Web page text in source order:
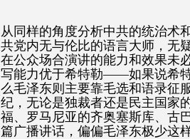
从同样的角度分析中共的统治术
共党内无与伦比的语言大师，无
在公众场合演讲的能力和效果未
写能力优于希特勒——如果说希
么毛泽东则主要靠毛选和语录征
纪，无论是独裁者还是民主国家
福、罗马尼亚的齐奥塞斯库、古
篇广播讲话，偏偏毛泽东极少这样